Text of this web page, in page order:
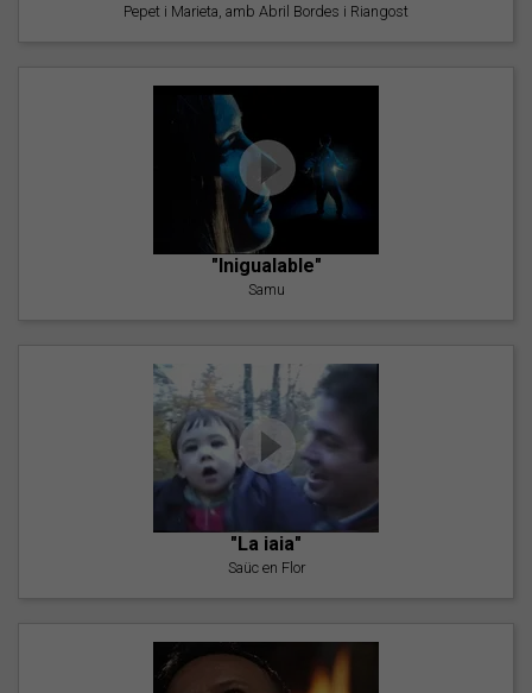
Pepet i Marieta, amb Abril Bordes i Riangost
"Inigualable"
Samu
"La iaia"
Saüc en Flor